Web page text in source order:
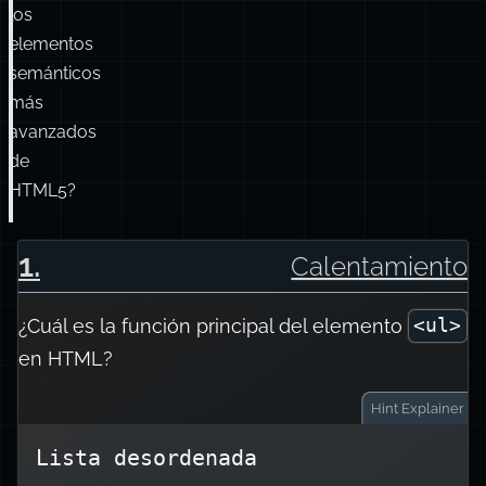
los
elementos
semánticos
más
avanzados
de
HTML5?
1. Calentamiento
¿Cuál es la función principal del elemento <ul>
en HTML?
Hint Explainer
Lista desordenada